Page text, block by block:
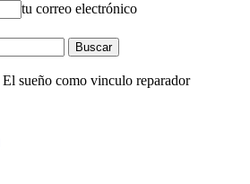
tu correo electrónico
El sueño como vinculo reparador